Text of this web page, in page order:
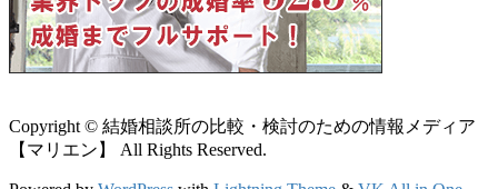
Copyright © 結婚相談所の比較・検討のための情報メディア
【マリエン】 All Rights Reserved.